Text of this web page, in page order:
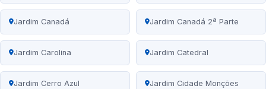
Jardim Canadá Jardim Canadá 2ª Parte
Jardim Carolina Jardim Catedral
Jardim Cerro Azul Jardim Cidade Monções